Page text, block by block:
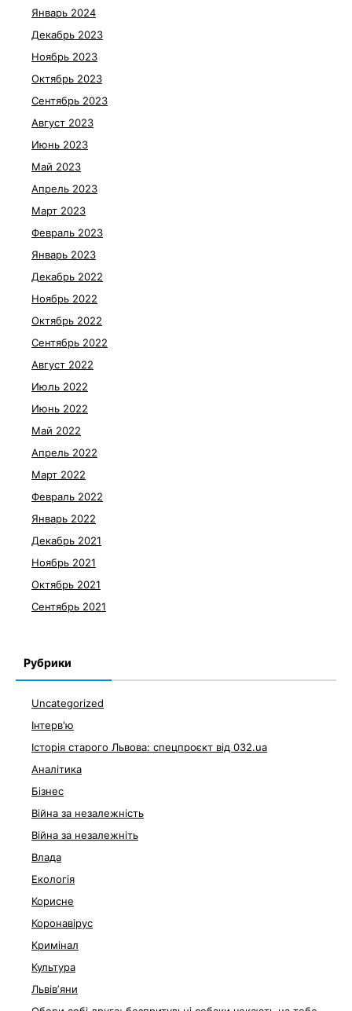
Январь 2024
Декабрь 2023
Ноябрь 2023
Октябрь 2023
Сентябрь 2023
Август 2023
Июнь 2023
Май 2023
Апрель 2023
Март 2023
Февраль 2023
Январь 2023
Декабрь 2022
Ноябрь 2022
Октябрь 2022
Сентябрь 2022
Август 2022
Июль 2022
Июнь 2022
Май 2022
Апрель 2022
Март 2022
Февраль 2022
Январь 2022
Декабрь 2021
Ноябрь 2021
Октябрь 2021
Сентябрь 2021
Рубрики
Uncategorized
Інтерв'ю
Історія старого Львова: спецпроєкт від 032.ua
Аналітика
Бізнес
Війна за незалежність
Війна за незалежніть
Влада
Екологія
Корисне
Коронавірус
Кримінал
Культура
Львівʼяни